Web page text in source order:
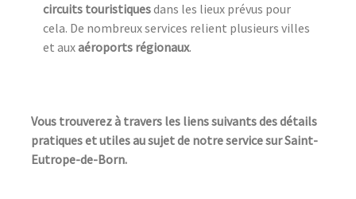
circuits touristiquesdans les lieux prévus pour
cela. De nombreux services relient plusieurs villes
et auxaéroports régionaux.
Vous trouverez à travers les liens suivants des détails
pratiques et utiles au sujet de notre service sur Saint-
Eutrope-de-Born.